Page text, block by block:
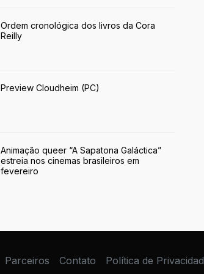
Ordem cronológica dos livros da Cora
Reilly
Preview Cloudheim (PC)
Animação queer “A Sapatona Galáctica”
estreia nos cinemas brasileiros em
fevereiro
Parceiros Contato Política de